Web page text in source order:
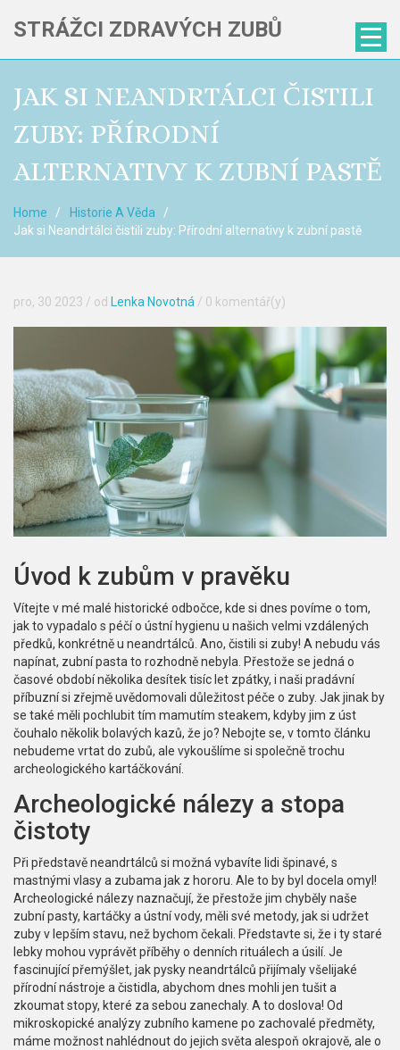
STRÁŽCI ZDRAVÝCH ZUBŮ
JAK SI NEANDRTÁLCI ČISTILI
ZUBY: PŘÍRODNÍ
ALTERNATIVY K ZUBNÍ PASTĚ
Home
Historie A Věda
Jak si Neandrtálci čistili zuby: Přírodní alternativy k zubní pastě
pro, 30 2023 / od Lenka Novotná / 0 komentář(y)
Úvod k zubům v pravěku
Vítejte v mé malé historické odbočce, kde si dnes povíme o tom,
jak to vypadalo s péčí o ústní hygienu u našich velmi vzdálených
předků, konkrétně u neandrtálců. Ano, čistili si zuby! A nebudu vás
napínat, zubní pasta to rozhodně nebyla. Přestože se jedná o
časové období několika desítek tisíc let zpátky, i naši pradávní
příbuzní si zřejmě uvědomovali důležitost péče o zuby. Jak jinak by
se také měli pochlubit tím mamutím steakem, kdyby jim z úst
čouhalo několik bolavých kazů, že jo? Nebojte se, v tomto článku
nebudeme vrtat do zubů, ale vykoušlíme si společně trochu
archeologického kartáčkování.
Archeologické nálezy a stopa
čistoty
Při představě neandrtálců si možná vybavíte lidi špinavé, s
mastnými vlasy a zubama jak z hororu. Ale to by byl docela omyl!
Archeologické nálezy naznačují, že přestože jim chyběly naše
zubní pasty, kartáčky a ústní vody, měli své metody, jak si udržet
zuby v lepším stavu, než bychom čekali. Představte si, že i ty staré
lebky mohou vyprávět příběhy o denních rituálech a úsilí. Je
fascinující přemýšlet, jak pysky neandrtálců přijímaly všelijaké
přírodní nástroje a čistidla, abychom dnes mohli jen tušit a
zkoumat stopy, které za sebou zanechaly. A to doslova! Od
mikroskopické analýzy zubního kamene po zachovalé předměty,
máme možnost nahlédnout do jejich světa alespoň okrajově, ale o